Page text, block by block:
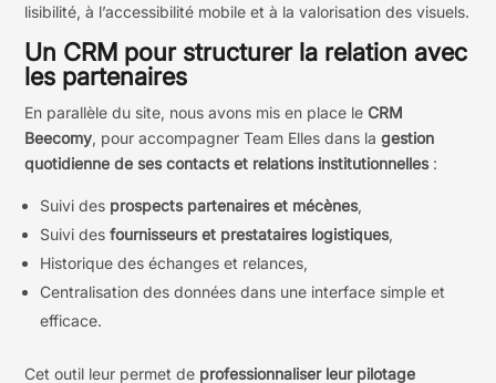
lisibilité, à l’accessibilité mobile et à la valorisation des visuels.
Un CRM pour structurer la relation avec
les partenaires
En parallèle du site, nous avons mis en place leCRM
Beecomy, pour accompagner Team Elles dans lagestion
quotidienne de ses contacts et relations institutionnelles:
Suivi des prospects partenaires et mécènes,
Suivi desfournisseurs et prestataires logistiques,
Historique des échanges et relances,
Centralisation des données dans une interface simple et
efficace.
Cet outil leur permet de professionnaliser leur pilotage